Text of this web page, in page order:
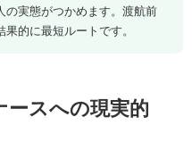
の実態がつかめます。渡航前
的に最短ルートです。
ースへの現実的